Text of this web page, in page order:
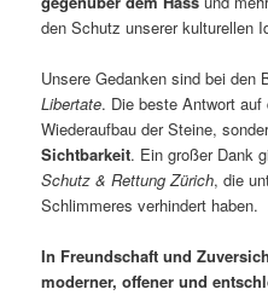
den Schutz unserer kulturellen
Unsere Gedanken sind bei den
Libertate. Die beste Antwort
Wiederaufbau der Steine,
Sichtbarkeit. Ein großer Dank
Schutz & Rettung Zürich, die
Schlimmeres verhindert haben.
In Freundschaft und
moderner, offener und